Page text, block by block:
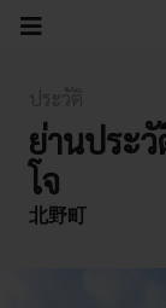
ย่านประ
โจ
北野町